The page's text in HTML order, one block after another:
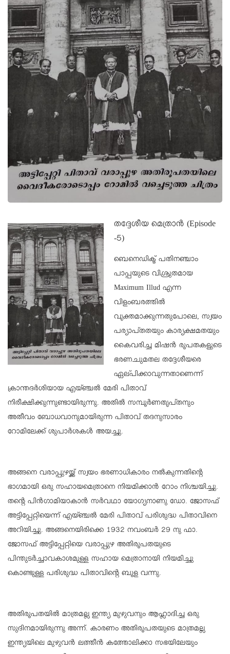
തദ്ദേശീയ മെത്രാൻ (Episode
-5)
ബെനെഡിക്ട് പതിനഞ്ചാം
പാപ്പയുടെ വിശ്രുതമായ
Maximum Illud എന്ന
വിളംബരത്തിൽ
വൃക്തമാക്കുന്നതുപോലെ, സ്വയം
പര്യാപ്തതയും കാര്യക്ഷമതയും
കൈവരിച്ച മിഷൻ രൂപതകളുടെ
ഭരണചുമതല തദ്ദേശീയരെ
ഏല്പിക്കാവുന്നതാണെന്ന്
ക്രാന്തദർശിയായ എയ്ഞ്ചൽ മേരി പിതാവ്
നിരീക്ഷിക്കുന്നുണ്ടായിരുന്നു. അതിൽ സമ്പൂർണതൃപ്തനും
അതീവം ബോധവാനുമായിരുന്ന പിതാവ് തദനുസാരം
റോമിലേക്ക് ശുപാർശകൾ അയച്ചു.
അങ്ങനെ വരാപ്പുഴയ്ക്ക് സ്വയം ഭരണാധികാരം നൽകുന്നതിന്റെ
ഭാഗമായി ഒരു സഹായമെത്രാനെ നിയമിക്കാൻ റോം നിശ്ചയിച്ചു.
തന്റെ പിൻഗാമിയാകാൻ സർവഥാ യോഗ്യനാണു ഡോ. ജോസഫ്
അട്ടിപ്പേറ്റിയെന്ന് എയ്ഞ്ചൽ മേരി പിതാവ് പരിശുദ്ധ പിതാവിനെ
അറിയിച്ചു. അങ്ങനെയിരിക്കെ 1932 നവംബർ 29 നു ഫാ.
ജോസഫ് അട്ടിപ്പേറ്റിയെ വരാപ്പുഴ അതിരൂപതയുടെ
പിന്തുടർച്ചാവകാശമുള്ള സഹായ മെത്രാനായി നിയമിച്ചു
കൊണ്ടുള്ള പരിശുദ്ധ പിതാവിന്റെ ബൂള വന്നു.
അതിരൂപതയിൽ മാത്രമല്ല ഇന്ത്യ മുഴുവനും ആഹ്ലാദിച്ച ഒരു
സുദിനമായിരുന്നു അന്ന്. കാരണം അതിരൂപതയുടെ മാത്രമല്ല
ഇന്ത്യയിലെ മുഴുവൻ ലത്തീൻ കത്തോലിക്കാ സഭയിലേയും